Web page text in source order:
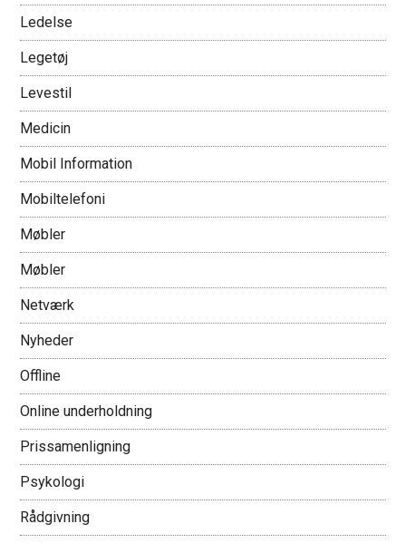
Ledelse
Legetøj
Levestil
Medicin
Mobil Information
Mobiltelefoni
Møbler
Møbler
Netværk
Nyheder
Offline
Online underholdning
Prissamenligning
Psykologi
Rådgivning